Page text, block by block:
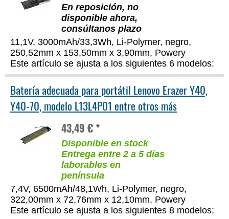
En reposición, no
disponible ahora,
consúltanos plazo
11,1V, 3000mAh/33,3Wh, Li-Polymer, negro,
250,52mm x 153,50mm x 3,90mm, Powery
Este artículo se ajusta a los siguientes 6 modelos:
Batería adecuada para portátil Lenovo Erazer Y40,
Y40-70, modelo L13L4P01 entre otros más
43,49 € *
Disponible en stock
Entrega entre 2 a 5 días
laborables en
península
7,4V, 6500mAh/48,1Wh, Li-Polymer, negro,
322,00mm x 72,76mm x 12,10mm, Powery
Este artículo se ajusta a los siguientes 8 modelos: